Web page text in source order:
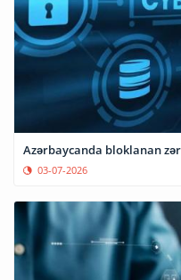
Azərbaycanda bloklanan
03-07-2026